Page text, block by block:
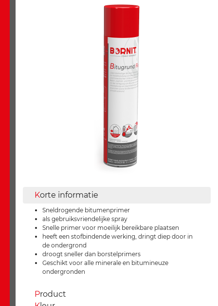
Korte informatie
Sneldrogende bitumenprimer
als gebruiksvriendelijke spray
Snelle primer voor moeilijk bereikbare plaatsen
heeft een stofbindende werking, dringt diep door in
de ondergrond
droogt sneller dan borstelprimers
Geschikt voor alle minerale en bitumineuze
ondergronden
Product